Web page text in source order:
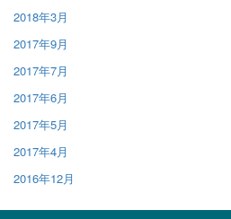
2018年3月
2017年9月
2017年7月
2017年6月
2017年5月
2017年4月
2016年12月